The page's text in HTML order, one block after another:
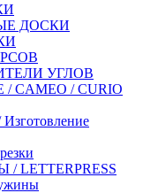
ДОСКИ
УГЛОВ
CAMEO / CURIO
LETTERPRESS